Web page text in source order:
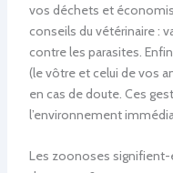
vos déchets et
conseils du vétérinaire :
contre les parasites.
(le vôtre et celui de vos
en cas de doute. Ces
l’environnement
Les zoonoses signifient-